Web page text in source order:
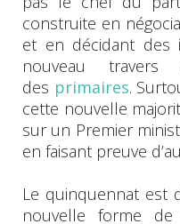
construite en
et en décidant des
nouveau travers
des primaires.
cette nouvelle
sur un Premier
en faisant preuve
Le quinquennat est
nouvelle forme de